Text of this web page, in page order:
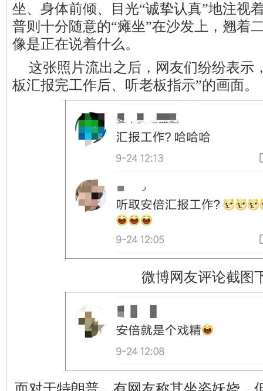
坐、身体前倾、目光“诚挚认真”地注视
普则十分随意的“瘫坐”在沙发上，翘着
像是正在说着什么。
这张照片流出之后，网友们纷纷表示
板汇报完工作后、听老板指示”的画面。
微博网友评论截图